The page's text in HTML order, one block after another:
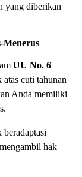
yang diberikan
Menerus
UU No. 6
atas cuti tahunan
Anda memiliki
hak